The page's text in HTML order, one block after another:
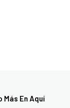
Más En Aquí